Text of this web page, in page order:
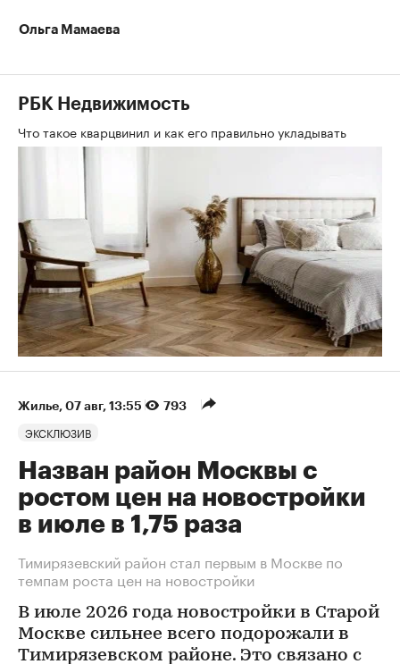
Ольга Мамаева
РБК Недвижимость
Что такое кварцвинил и как его правильно укладывать
Жилье⁠, 07 авг, 13:55 793
ЭКСКЛЮЗИВ
Назван район Москвы с
ростом цен на новостройки
в июле в 1,75 раза
Тимирязевский район стал первым в Москве по
темпам роста цен на новостройки
В июле 2026 года новостройки в Старой
Москве сильнее всего подорожали в
Тимирязевском районе. Это связано с